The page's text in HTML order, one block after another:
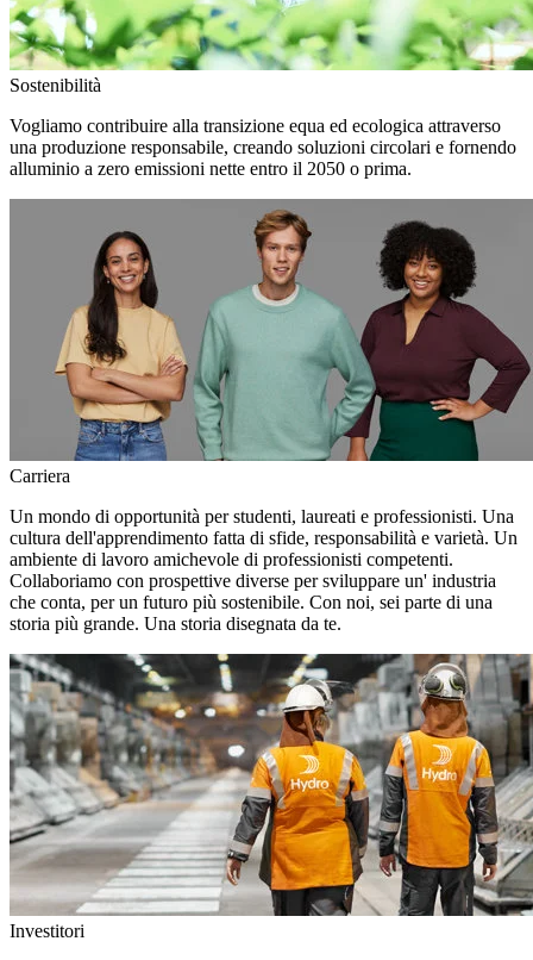
Sostenibilità
Vogliamo contribuire alla transizione equa ed ecologica attraverso
una produzione responsabile, creando soluzioni circolari e fornendo
alluminio a zero emissioni nette entro il 2050 o prima.
Carriera
Un mondo di opportunità per studenti, laureati e professionisti. Una
cultura dell'apprendimento fatta di sfide, responsabilità e varietà. Un
ambiente di lavoro amichevole di professionisti competenti.
Collaboriamo con prospettive diverse per sviluppare un' industria
che conta, per un futuro più sostenibile. Con noi, sei parte di una
storia più grande. Una storia disegnata da te.
Investitori